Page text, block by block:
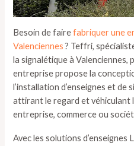
Besoin de fairefabriquer une
Valenciennes ? Teffri,
la signalétique à
entreprise propose la
l’installation d’enseignes et de
attirant le regard et véhiculant
entreprise, commerce ou
Avec les solutions